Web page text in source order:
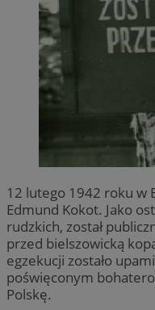
12 lutego 1942 roku w
Edmund Kokot. Jako
rudzkich, został
przed bielszowicką
egzekucji zostało
poświęconym
Polskę.